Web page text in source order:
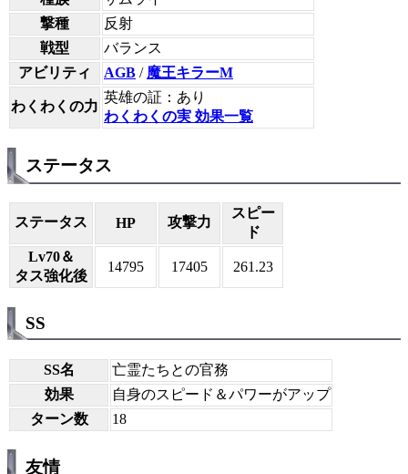
撃種
反射
戦型
バランス
アビリティ
AGB / 魔王キラーM
わくわくの力
英雄の証：あり
わくわくの実 効果一覧
ステータス
ステータス HP 攻撃力
スピー
ド
Lv70＆
タス強化後
14795 17405 261.23
SS
SS名
亡霊たちとの官務
効果
自身のスピード＆パワーがアップ
ターン数
18
友情